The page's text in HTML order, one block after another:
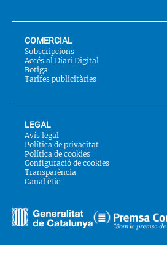
COMERCIAL
Subscripcions
Accés al Diari Digital
Botiga
Tarifes publicitàries
LEGAL
Avís legal
Política de privacitat
Política de cookies
Configuració de cookies
Transparència
Canal ètic